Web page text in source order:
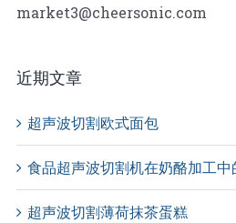
market3@cheersonic.com
近期文章
超声波切割欧式面包
食品超声波切割机在奶酪加工中
超声波切割薄荷抹茶蛋糕